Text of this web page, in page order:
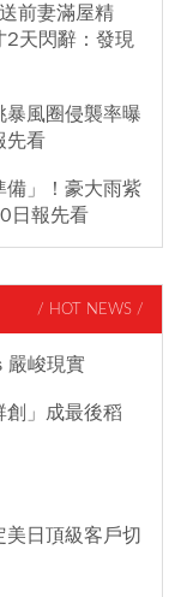
前妻滿屋精
2天閃辭：發現
風圈侵襲率曝
先看
備」！豪大雨紫
日報先看
/ HOT NEWS /
嚴峻現實
」成最後稻
日頂級客戶切